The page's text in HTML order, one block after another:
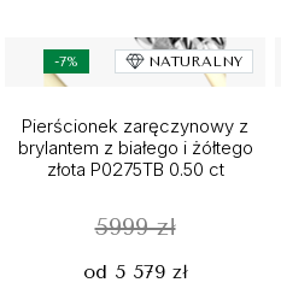
-7% NATURALNY
Pierścionek zaręczynowy z
brylantem z białego i żółtego
złota P0275TB 0.50 ct
5999 zł
od 5 579 zł